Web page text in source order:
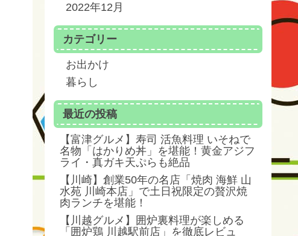
2022年12月
カテゴリー
お出かけ
暮らし
最近の投稿
【富津グルメ】寿司 活魚料理 いそねで
名物「はかりめ丼」を堪能！黄金アジフ
ライ・真ガキ天ぷらも絶品
【川崎】創業50年の名店「焼肉 海鮮 山
水苑 川崎本店」で土日祝限定の贅沢焼
肉ランチを堪能！
【川越グルメ】囲炉裏料理が楽しめる
「囲炉鶏 川越駅前店」を徹底レビュ